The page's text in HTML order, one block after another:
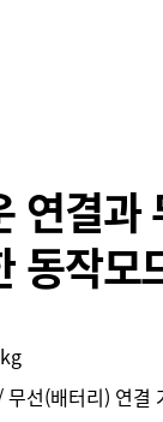
연결과
동작모
선(배터리) 연결